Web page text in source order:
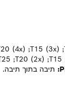
תיבה בתוך תיבה.